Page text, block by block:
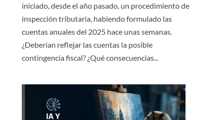
iniciado, desde el año pasado, un procedimiento de
inspección tributaria, habiendo formulado las
cuentas anuales del 2025 hace unas semanas.
¿Deberían reflejar las cuentas la posible
contingencia fiscal? ¿Qué consecuencias...